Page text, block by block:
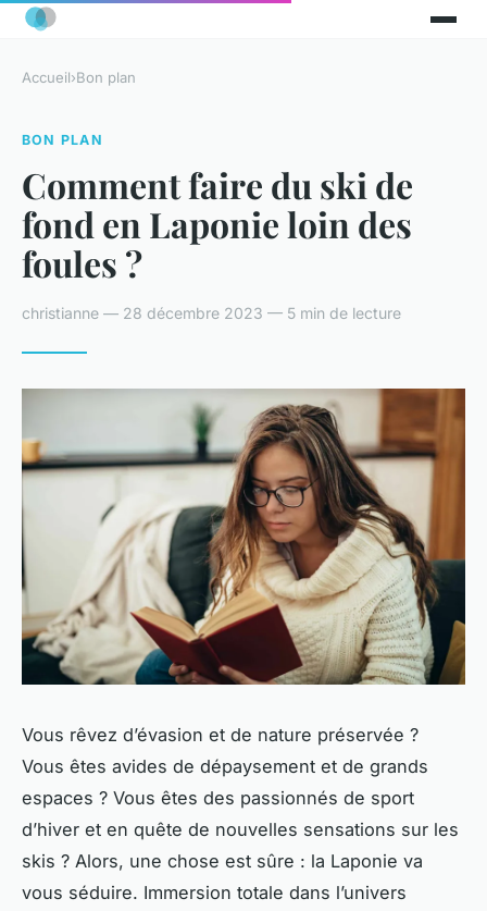
Accueil›Bon plan
BON PLAN
Comment faire du ski de
fond en Laponie loin des
foules ?
christianne — 28 décembre 2023 — 5 min de lecture
Vous rêvez d’évasion et de nature préservée ?
Vous êtes avides de dépaysement et de grands
espaces ? Vous êtes des passionnés de sport
d’hiver et en quête de nouvelles sensations sur les
skis ? Alors, une chose est sûre : la Laponie va
vous séduire. Immersion totale dans l’univers